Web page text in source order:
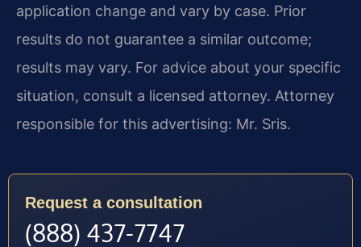
application change and vary by case. Prior
results do not guarantee a similar outcome;
results may vary. For advice about your specific
situation, consult a licensed attorney. Attorney
responsible for this advertising: Mr. Sris.
Request a consultation
(888) 437-7747